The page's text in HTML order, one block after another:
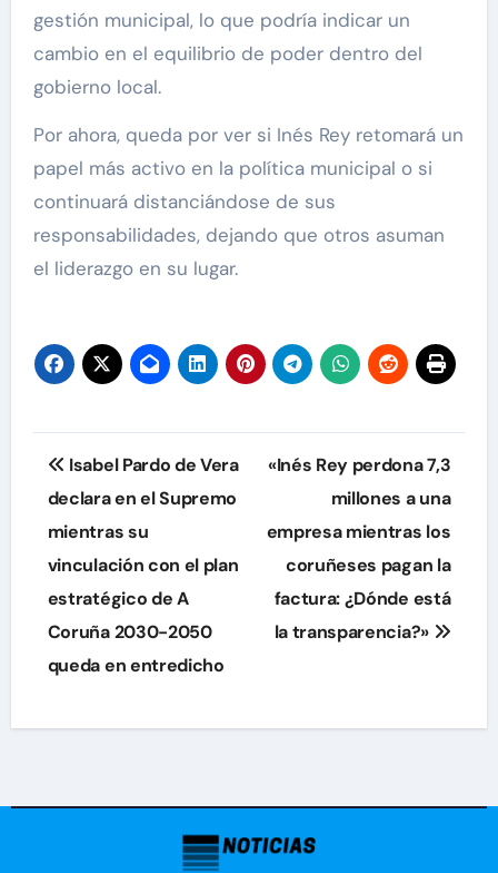
gestión municipal, lo que podría indicar un
cambio en el equilibrio de poder dentro del
gobierno local.
Por ahora, queda por ver si Inés Rey retomará un
papel más activo en la política municipal o si
continuará distanciándose de sus
responsabilidades, dejando que otros asuman
el liderazgo en su lugar.
Navegación
de
entradas
Isabel Pardo de Vera
declara en el Supremo
mientras su
vinculación con el plan
estratégico de A
Coruña 2030-2050
queda en entredicho
«Inés Rey perdona 7,3
millones a una
empresa mientras los
coruñeses pagan la
factura: ¿Dónde está
la transparencia?»